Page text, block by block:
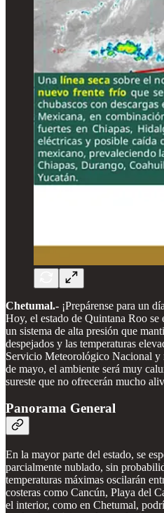
Chetumal.- ¡Prepárense para un
Hoy, el estado de Quintana Roo
un sistema de alta presión que
despejados y las temperaturas
Servicio Meteorológico Nacional y
de mayo, el ambiente será muy
sureste que no ofrecerán mucho
Panorama General
En la mayor parte del estado, se
parcialmente nublado, sin
temperaturas máximas oscilarán
costeras como Cancún, Playa del
el interior, como en Chetumal,